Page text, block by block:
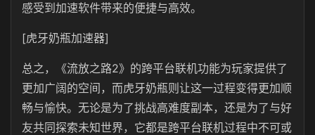
感受到加速软件带来的便捷与高效。
[虎牙奶瓶加速器]
总之，《流放之路2》的跨平台联机功能为玩家提供了
更加广阔的空间，而虎牙奶瓶则让这一过程变得更加顺
畅与愉快。无论是为了挑战高难度副本，还是为了与好
友共同探索未知世界，它都是跨平台联机过程中不可或